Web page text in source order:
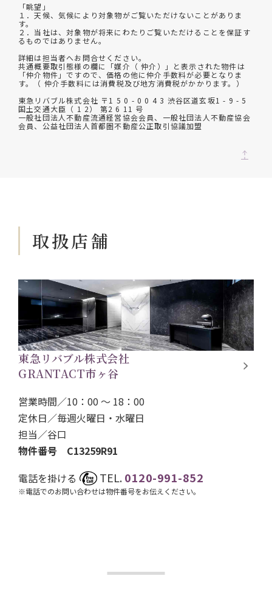
「眺望」
１．天候、気候により対象物がご覧いただけないことがありま
す。
２．当社は、対象物が将来にわたりご覧いただけることを保証す
るものではありません。
詳細は担当者へお問合せください。
共通概要取引態様の欄に「媒介（ 仲介）」と表示された物件は
「仲介物件」ですので、価格の他に仲介手数料が必要となりま
す。（ 仲介手数料には消費税及び地方消費税がかかります。）
東急リバブル株式会社 〒1 5 0 - 0 0 4 3 渋谷区道玄坂1 - 9 - 5
国土交通大臣（ 1 2） 第2 6 11 号
一般社団法人不動産流通経営協会会員、一般社団法人不動産協会
会員、公益社団法人首都圏不動産公正取引協議加盟
取扱店舗
東急リバブル株式会社
GRANTACT市ヶ谷
営業時間／10：00 ～ 18：00
定休日／毎週火曜日・水曜日
担当／谷口
物件番号 C13259R91
電話を掛ける
TEL.0120-991-852
※電話でのお問い合わせは物件番号をお伝えください。